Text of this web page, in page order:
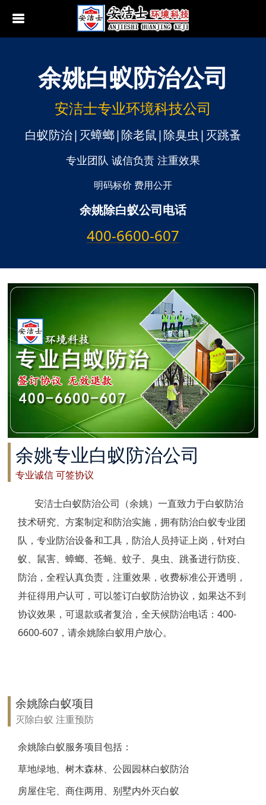
南京白蚁防治
江阴白蚁防治
太仓白蚁防治
常州白蚁防治
溧阳白蚁防治
南通白蚁防治
如东白蚁防治
如皋白蚁防治
海安白蚁防治
泰州白蚁防治
兴化白蚁防治
靖江白蚁防治
泰兴白蚁防治
扬州白蚁防治
宝应白蚁防治
镇江白蚁防治
丹阳白蚁防治
扬中白蚁防治
句容白蚁防治
余姚白蚁防治公司
安洁士专业环境科技公司
白蚁防治|灭蟑螂|除老鼠|除臭虫|灭跳蚤
专业团队 诚信负责 注重效果
明码标价 费用公开
余姚除白蚁公司电话
400-6600-607
余姚专业白蚁防治公司
专业诚信 可签协议
安洁士白蚁防治公司（余姚）一直致力于白蚁防治
技术研究、方案制定和防治实施，拥有防治白蚁专业团
队，专业防治设备和工具，防治人员持证上岗，针对白
蚁、鼠害、蟑螂、苍蝇、蚊子、臭虫、跳蚤进行防疫、
防治，全程认真负责，注重效果，收费标准公开透明，
并征得用户认可，可以签订白蚁防治协议，如果达不到
协议效果，可退款或者复治，全天候防治电话：400-
6600-607，请余姚除白蚁用户放心。
余姚除白蚁项目
灭除白蚁 注重预防
余姚除白蚁服务项目包括：
草地绿地、树木森林、公园园林白蚁防治
房屋住宅、商住两用、别墅内外灭白蚁